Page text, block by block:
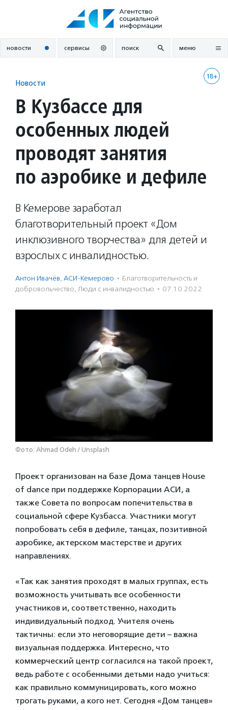
новости сервисы поиск меню
18+
Новости
В Кузбассе для
особенных людей
проводят занятия
по аэробике и дефиле
В Кемерове заработал
благотворительный проект «Дом
инклюзивного творчества» для детей и
взрослых с инвалидностью.
Антон Ивачёв, АСИ-Кемерово · Благотвори­тель­ность и
доброволь­чест­во, Люди с инвалидностью · 07.10.2022
Фото: Ahmad Odeh / Unsplash
Проект организован на базе Дома танцев House
of dance при поддержке Корпорации АСИ, а
также Совета по вопросам попечительства в
социальной сфере Кузбасса. Участники могут
попробовать себя в дефиле, танцах, позитивной
аэробике, актерском мастерстве и других
направлениях.
«Так как занятия проходят в малых группах, есть
возможность учитывать все особенности
участников и, соответственно, находить
индивидуальный подход. Учителя очень
тактичны: если это неговорящие дети – важна
визуальная поддержка. Интересно, что
коммерческий центр согласился на такой проект,
ведь работе с особенными детьми надо учиться:
как правильно коммуницировать, кого можно
трогать руками, а кого нет. Сегодня «Дом танцев»